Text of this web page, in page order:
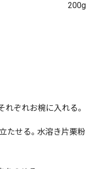
200g
ぞれお椀に入れる。
たせる。水溶き片栗粉